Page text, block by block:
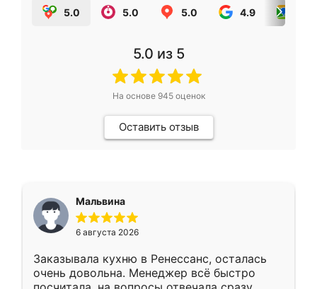
5.0 5.0 5.0 4.9
5.0 из 5
На основе 945оценок
Оставить отзыв
Мальвина
6 августа 2026
Заказывала кухню в Ренессанс, осталась
очень довольна. Менеджер всё быстро